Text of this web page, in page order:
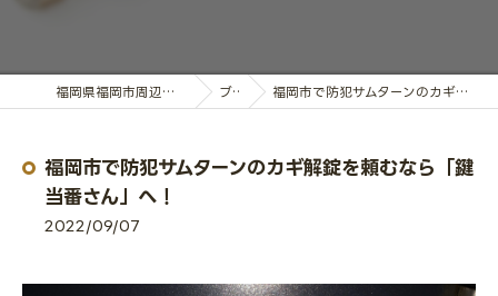
福岡県福岡市周辺の鍵交換なら鍵当番さん ブログ 福岡市で防犯サムターンのカギ解錠を頼むなら「鍵当番さん」へ！
福岡市で防犯サムターンのカギ解錠を頼むなら「鍵
当番さん」へ！
2022/09/07